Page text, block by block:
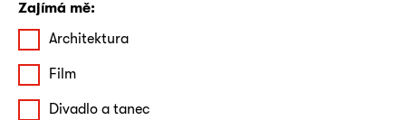
Zajímá mě:
Architektura
Film
Divadlo a tanec